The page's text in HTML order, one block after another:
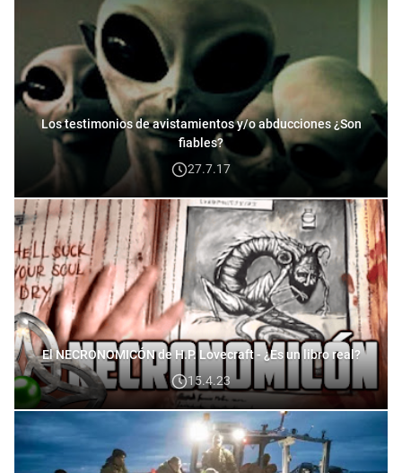
Los testimonios de avistamientos y/o abducciones ¿Son
fiables?
27.7.17
El NECRONOMICÓN de H.P. Lovecraft - ¿Es un libro real?
15.4.23